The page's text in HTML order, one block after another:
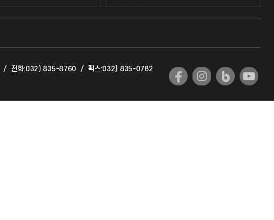
교수회
국제교류과
/ 전화:032) 835-8760 / 팩스:032) 835-0782